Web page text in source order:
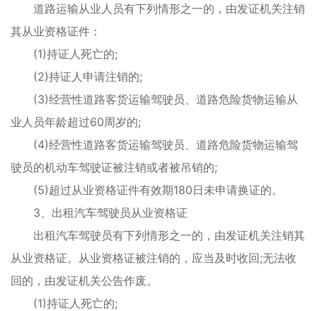
道路运输从业人员有下列情形之一的，由发证机关注销
其从业资格证件：
(1)持证人死亡的;
(2)持证人申请注销的;
(3)经营性道路客货运输驾驶员、道路危险货物运输从
业人员年龄超过60周岁的;
(4)经营性道路客货运输驾驶员、道路危险货物运输驾
驶员的机动车驾驶证被注销或者被吊销的;
(5)超过从业资格证件有效期180日未申请换证的。
3、出租汽车驾驶员从业资格证
出租汽车驾驶员有下列情形之一的，由发证机关注销其
从业资格证。从业资格证被注销的，应当及时收回;无法收
回的，由发证机关公告作废。
(1)持证人死亡的;